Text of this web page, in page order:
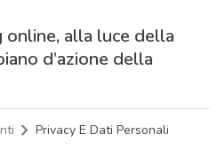
alla luce della
d’azione della
Privacy E Dati Personali